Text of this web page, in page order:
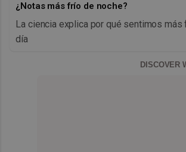
¿Notas más frío de noche?
La ciencia explica por qué sentimos más
día
DISCOVER